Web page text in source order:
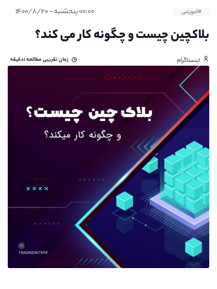
#آموزشی ۰۰:۰۰ پنجشنبه - ۱۴۰۰/۸/۲۰
بلاکچین چیست و چگونه کار می کند؟
اینستاگرام زمان تقریبی مطالعه۱دقیقه